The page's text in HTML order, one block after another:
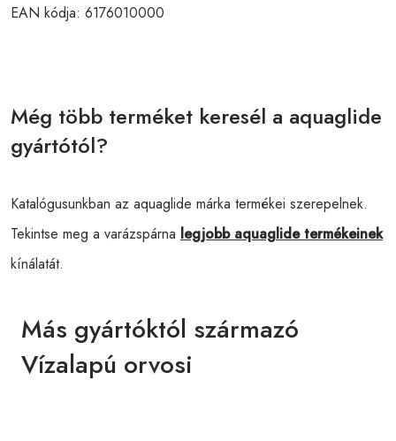
EAN kódja: 6176010000
Még több terméket keresél a aquaglide
gyártótól?
Katalógusunkban az aquaglide márka termékei szerepelnek.
Tekintse meg a varázspárna legjobb aquaglide termékeinek
kínálatát.
Más gyártóktól származó
Vízalapú orvosi